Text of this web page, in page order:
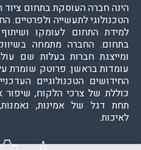
הינה חברה העוסקת בתחום ציוד
למידת התחום לעומקו
בתחום. החברה מתמחה
ומייצגת חברות בעלות שם
עומדות בראשן. פרוטק שומרת
החידושים הטכנולוגיים
כוללת של צרכי הלקוח, שיפור
תחת דגל של אמינות, נאמנות,
לאיכות.